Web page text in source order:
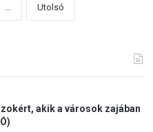
... Utolsó
akik a városok zajában